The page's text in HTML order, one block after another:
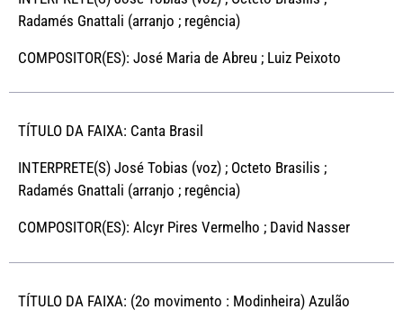
Radamés Gnattali (arranjo ; regência)
COMPOSITOR(ES): José Maria de Abreu ; Luiz Peixoto
TÍTULO DA FAIXA: Canta Brasil
INTERPRETE(S) José Tobias (voz) ; Octeto Brasilis ;
Radamés Gnattali (arranjo ; regência)
COMPOSITOR(ES): Alcyr Pires Vermelho ; David Nasser
TÍTULO DA FAIXA: (2o movimento : Modinheira) Azulão